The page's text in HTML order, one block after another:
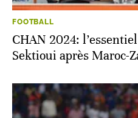
FOOTBALL
CHAN 2024:
Sektioui après Maroc-